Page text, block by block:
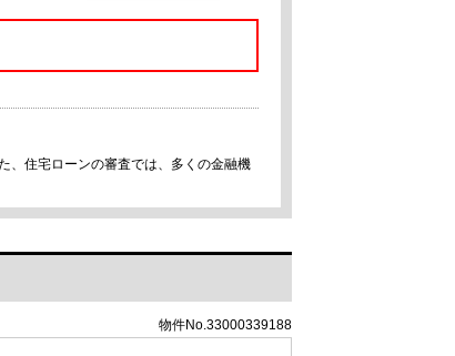
住宅ローンの審査では、多くの金融機
物件No.33000339188